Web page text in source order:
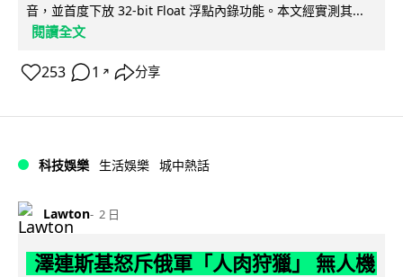
音，並首度下放 32-bit Float 浮點內錄功能。本文經實測其...
閱讀全文
253 1 ↗ 分享
科技娛樂 生活娛樂 城中熱話
Lawton 2 日
澤連斯基怒斥俄軍「人肉狩獵」 無人機